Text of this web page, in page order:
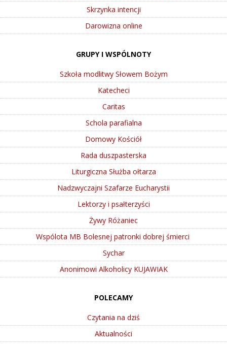
Skrzynka intencji
Darowizna online
GRUPY I WSPÓLNOTY
Szkoła modlitwy Słowem Bożym
Katecheci
Caritas
Schola parafialna
Domowy Kościół
Rada duszpasterska
Liturgiczna Służba ołtarza
Nadzwyczajni Szafarze Eucharystii
Lektorzy i psałterzyści
Żywy Różaniec
Wspólota MB Bolesnej patronki dobrej śmierci
Sychar
Anonimowi Alkoholicy KUJAWIAK
POLECAMY
Czytania na dziś
Aktualności